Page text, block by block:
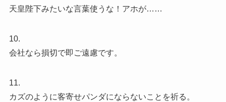
天皇陛下みたいな言葉使うな！アホが……
10.
会社なら損切で即ご遠慮です。
11.
カズのように客寄せパンダにならないことを祈る。